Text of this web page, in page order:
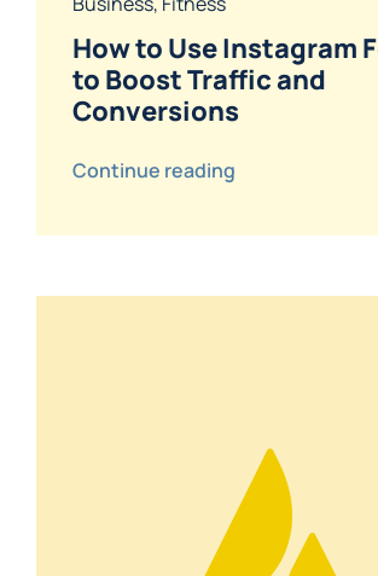
How to Use Instagram
to Boost Traffic and
Conversions
Continue reading